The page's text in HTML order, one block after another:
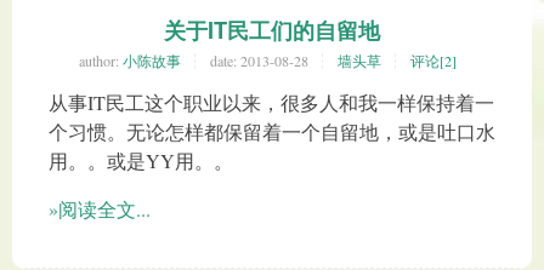
关于IT民工们的自留地
author: 小陈故事 date: 2013-08-28 墙头草 评论[2]
从事IT民工这个职业以来，很多人和我一样保持着一
个习惯。无论怎样都保留着一个自留地，或是吐口水
用。。或是YY用。。
»阅读全文...